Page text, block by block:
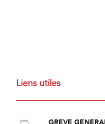
Liens utiles
GREVE